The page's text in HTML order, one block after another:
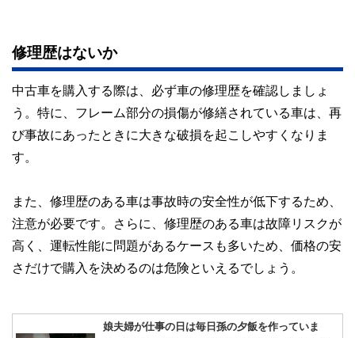
修理歴はないか
中古車を購入する際は、必ず車の修理歴を確認しましょ
う。特に、フレーム部分の損傷が修繕されている車は、再
び事故にあったときに大きな破損を起こしやすくなりま
す。
また、修理歴のある車は事故時の安全性が低下するため、
注意が必要です。さらに、修理歴のある車は故障リスクが
高く、運転性能に問題があるケースも多いため、価格の安
さだけで購入を決めるのは危険といえるでしょう。
娘夫婦が仕事の日は毎日孫の夕飯を作っていま